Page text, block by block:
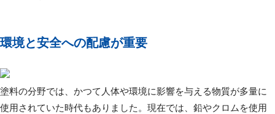
環境と安全への配慮が重要
塗料の分野では、かつて人体や環境に影響を与える物質が多量に
使用されていた時代もありました。現在では、鉛やクロムを使用